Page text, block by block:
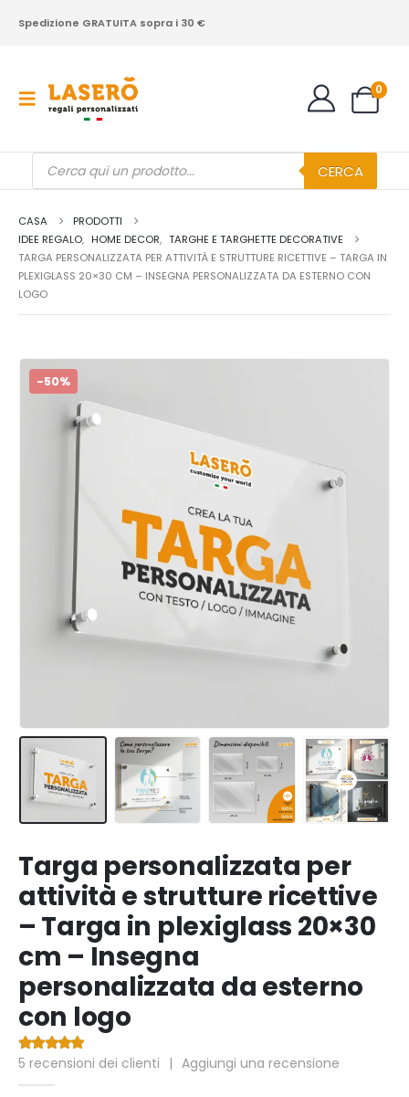
Spedizione GRATUITA sopra i 30 €
0
Products
search CERCA
CASA
PRODOTTI
IDEE REGALO, HOME DECOR, TARGHE E TARGHETTE DECORATIVE
TARGA PERSONALIZZATA PER ATTIVITÀ E STRUTTURE RICETTIVE – TARGA IN
PLEXIGLASS 20×30 CM – INSEGNA PERSONALIZZATA DA ESTERNO CON
LOGO
-50%
Targa personalizzata per
attività e strutture ricettive
– Targa in plexiglass 20×30
cm – Insegna
personalizzata da esterno
con logo
4.40Di 5
5 recensioni dei clienti | Aggiungi una recensione